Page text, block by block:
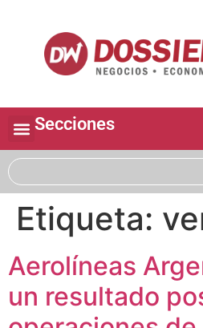
Secciones
Etiqueta:
Aerolíneas
un resultado